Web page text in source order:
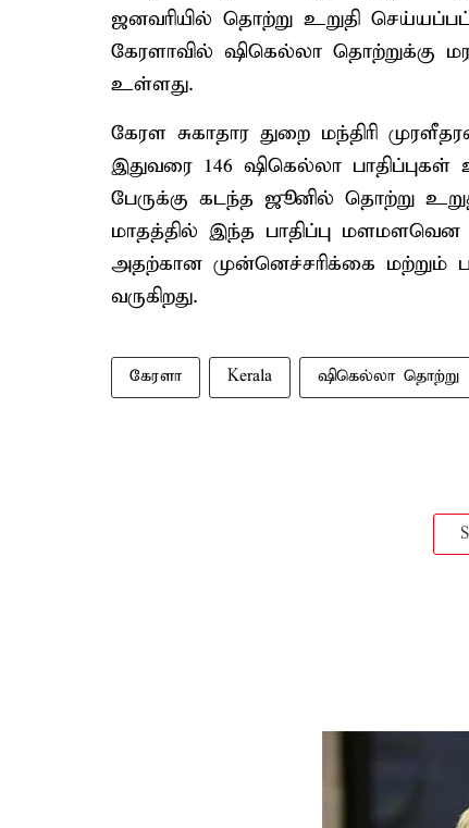
ஜனவரியில் தொற்று உறுதி செய்யப்பட்ட
கேரளாவில் ஷிகெல்லா
உள்ளது.
கேரள சுகாதார துறை மந்திரி
இதுவரை 146 ஷிகெல்லா
பேருக்கு கடந்த ஜூனில் தொற்று
மாதத்தில் இந்த பாதிப்பு மளமளவென
அதற்கான முன்னெச்சரிக்கை மற்றும்
வருகிறது.
கேரளா Kerala ஷிகெல்லா தொற்று